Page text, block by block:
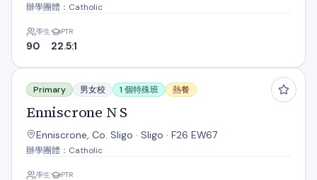
辦學團體：Catholic
學生
90
PTR
22.5:1
Enniscrone N S
Primary 男女校 1 個特殊班 熱餐
Enniscrone N S
Enniscrone, Co. Sligo · Sligo · F26 EW67
辦學團體：Catholic
學生 PTR